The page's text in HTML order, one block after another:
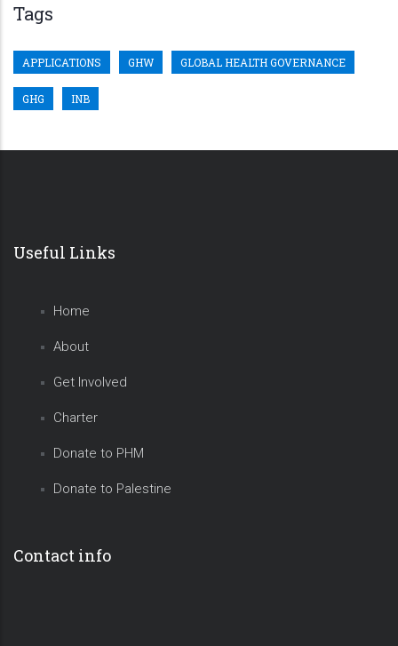
Tags
APPLICATIONS GHW GLOBAL HEALTH GOVERNANCE
GHG INB
Useful Links
Home
About
Get Involved
Charter
Donate to PHM
Donate to Palestine
Contact info